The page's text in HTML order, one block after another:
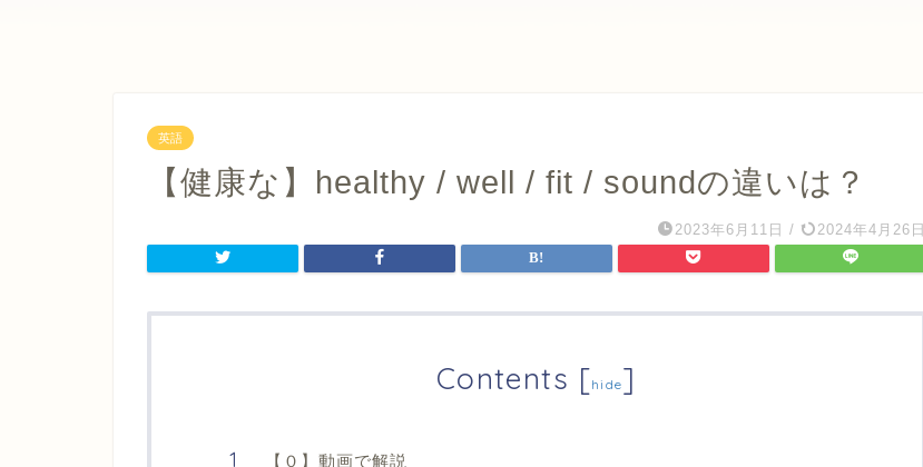
英語
【健康な】healthy / well / fit / soundの違いは？
2023年6月11日 / 2024年4月26日
Contents [hide]
【０】動画で解説